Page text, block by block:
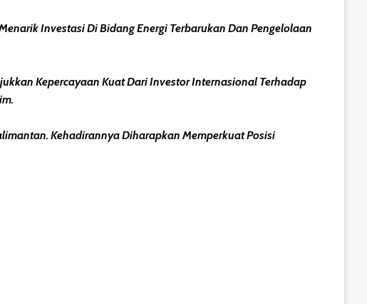
Investasi Di Bidang Energi Terbarukan Dan Pengelolaan
Kepercayaan Kuat Dari Investor Internasional Terhadap
Kehadirannya Diharapkan Memperkuat Posisi